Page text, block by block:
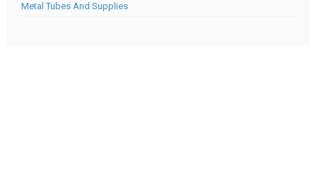
Metal Tubes And Supplies